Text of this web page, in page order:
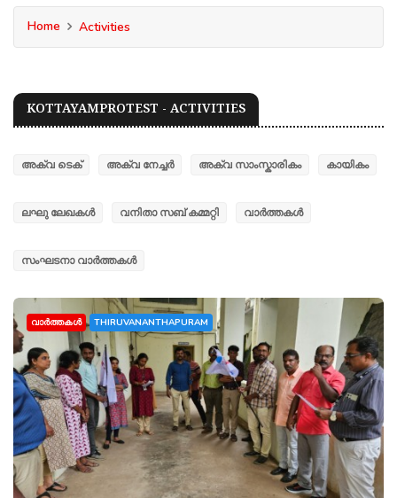
Home Activities
KOTTAYAMPROTEST - ACTIVITIES
അക്വ ടെക് അക്വ നേച്ചർ അക്വ സാംസ്കാരികം കായികം
ലഘു ലേഖകൾ വനിതാ സബ് കമ്മറ്റി വാർത്തകൾ
സംഘടനാ വാർത്തകൾ
വാർത്തകൾ THIRUVANANTHAPURAM